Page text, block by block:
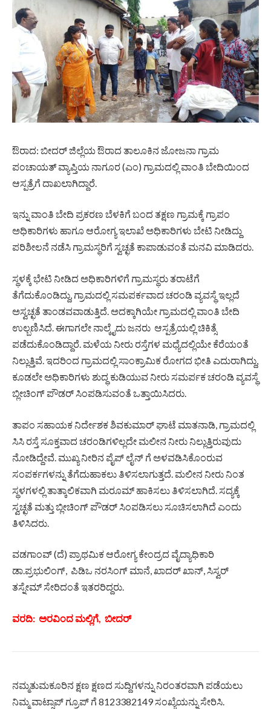
ಔರಾದ: ಬೀದರ್ ಜಿಲ್ಲೆಯ ಔರಾದ ತಾಲೂಕಿನ ಜೋಜನಾ ಗ್ರಾಮ
ಪಂಚಾಯತ್ ವ್ಯಾಪ್ತಿಯ ನಾಗೂರ (ಎಂ) ಗ್ರಾಮದಲ್ಲಿ ವಾಂತಿ ಬೇದಿಯಿಂದ
ಆಸ್ಪತ್ರೆಗೆ ದಾಖಲಾಗಿದ್ದಾರೆ.
ಇನ್ನು ವಾಂತಿ ಬೇದಿ ಪ್ರಕರಣ ಬೆಳಕಿಗೆ ಬಂದ ತಕ್ಷಣ ಗ್ರಾಮಕ್ಕೆ ಗ್ರಾಪಂ
ಅಧಿಕಾರಿಗಳು ಹಾಗೂ ಆರೋಗ್ಯ ಇಲಾಖೆ ಅಧಿಕಾರಿಗಳು ಬೇಟಿ ನೀಡಿದ್ದು
ಪರಿಶೀಲನೆ ನಡೆಸಿ ಗ್ರಾಮಸ್ಥರಿಗೆ ಸ್ವಚ್ಛತೆ ಕಾಪಾಡುವಂತೆ ಮನವಿ ಮಾಡಿದರು.
ಸ್ಥಳಕ್ಕೆ ಭೇಟಿ ನೀಡಿದ ಅಧಿಕಾರಿಗಳಿಗೆ ಗ್ರಾಮಸ್ಥರು ತರಾಟೆಗೆ
ತೆಗೆದುಕೊಂಡಿದ್ದು, ಗ್ರಾಮದಲ್ಲಿ ಸಮಪರ್ಕವಾದ ಚರಂಡಿ ವ್ಯವಸ್ಥೆ ಇಲ್ಲದೆ
ಅಸ್ವಚ್ಛತೆ ತಾಂಡವವಾಡುತ್ತಿದೆ. ಅದಕ್ಕಾಗಿಯೇ ಗ್ರಾಮದಲ್ಲಿ ವಾಂತಿ ಬೇದಿ
ಉಲ್ಬಣಿಸಿದೆ. ಈಗಾಗಲೇ ನಾಲ್ಕೈದು ಜನರು ಆಸ್ಪತ್ರೆಯಲ್ಲಿ ಚಿಕಿತ್ಸೆ
ಪಡೆದುಕೊಂಡಿದ್ದಾರೆ. ಮಳೆಯ ನೀರು ರಸ್ತೆಗಳ ಮಧ್ಯೆದಲ್ಲಿಯೇ ಕೆರೆಯಂತೆ
ನಿಲ್ಲುತ್ತಿವೆ. ಇದರಿಂದ ಗ್ರಾಮದಲ್ಲಿ ಸಾಂಕ್ರಾಮಿಕ ರೋಗದ ಭೀತಿ ಎದುರಾಗಿದ್ದು,
ಕೂಡಲೇ ಅಧಿಕಾರಿಗಳು ಶುದ್ಧ ಕುಡಿಯುವ ನೀರು ಸಮರ್ಪಕ ಚರಂಡಿ ವ್ಯವಸ್ಥೆ
ಬ್ಲೀಚಿಂಗ್ ಪೌಡರ್ ಸಿಂಪಡಿಸುವಂತೆ ಒತ್ತಾಯಿಸಿದರು.
ತಾಪಂ ಸಹಾಯಕ ನಿರ್ದೇಶಕ ಶಿವಕುಮಾರ್ ಘಾಟೆ ಮಾತನಾಡಿ, ಗ್ರಾಮದಲ್ಲಿ
ಸಿಸಿ ರಸ್ತೆ ಸೂಕ್ತವಾದ ಚರಂಡಿಗಳಿಲ್ಲದೇ ಮಲೀನ ನೀರು ನಿಲ್ಲುತ್ತಿರುವುದು
ನೋಡಿದ್ದೇವೆ. ಮುಖ್ಯ ನೀರಿನ ಪೈಪ್ ಲೈನ್ ಗೆ ಅಳವಡಿಸಿಕೊಂರುವ
ಸಂಪರ್ಕಗಳನ್ನು ತೆಗೆದುಹಾಕಲು ತಿಳಿಸಲಾಗುತ್ತದೆ. ಮಲೀನ ನೀರು ನಿಂತ
ಸ್ಥಳಗಳಲ್ಲಿ ತಾತ್ಕಾಲಿಕವಾಗಿ ಮರೂಮ್ ಹಾಕಿಸಲು ತಿಳಿಸಲಾಗಿದೆ. ಸದ್ಯಕ್ಕೆ
ಸ್ವಚ್ಛತೆ ಮತ್ತು ಬ್ಲೀಚಿಂಗ್ ಪೌಡರ್ ಸಿಂಪಡಿಸಲು ಸೂಚಿಸಲಾಗಿದೆ ಎಂದು
ತಿಳಿಸಿದರು.
ವಡಗಾಂವ್ (ದೆ) ಪ್ರಾಥಮಿಕ ಆರೋಗ್ಯ ಕೇಂದ್ರದ ವೈದ್ಯಾಧಿಕಾರಿ
ಡಾ.ಪ್ರಭುಲಿಂಗ್, ಪಿಡಿಒ ನರಸಿಂಗ್ ಮಾನೆ, ಖಾದರ್ ಖಾನ್, ಸಿಸ್ವರ್
ತಸ್ನೇಮ್ ಸೇರಿದಂತೆ ಇತರರಿದ್ದರು.
ವರದಿ: ಅರವಿಂದ ಮಲ್ಲಿಗೆ, ಬೀದರ್
ನಮ್ಮತುಮಕೂರಿನ ಕ್ಷಣ ಕ್ಷಣದ ಸುದ್ದಿಗಳನ್ನು ನಿರಂತರವಾಗಿ ಪಡೆಯಲು
ನಿಮ್ಮ ವಾಟ್ಸಾಪ್ ಗ್ರೂಪ್ ಗೆ 8123382149 ಸಂಖ್ಯೆಯನ್ನು ಸೇರಿಸಿ.